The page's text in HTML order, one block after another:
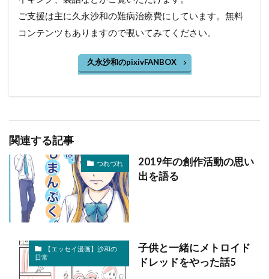
ご支援は主に久永沙和の難病治療費にしています。無料
コンテンツもありますので覗いてみてください。
久永沙和のpixivFANBOX
関連する記事
つれづれ
2019年の創作活動の思い
出を語る
【エッセイ漫画】沙和の
日常
子供と一緒にメトロイド
ドレッドをやった話5